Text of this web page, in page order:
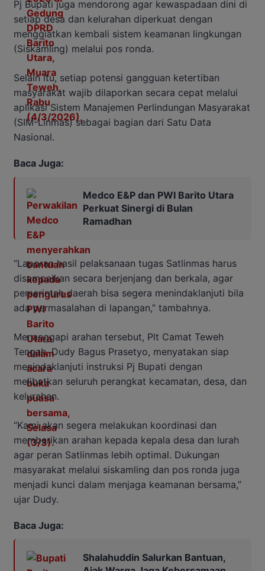
Pj Bupati juga mendorong agar kewaspadaan dini di
setiap desa dan kelurahan diperkuat dengan
menggiatkan kembali sistem keamanan lingkungan
(Siskamling) melalui pos ronda.
Selain itu, setiap potensi gangguan ketertiban
masyarakat wajib dilaporkan secara cepat melalui
aplikasi Sistem Manajemen Perlindungan Masyarakat
(SIM-Linmas) sebagai bagian dari Satu Data
Nasional.
Baca Juga:
Medco E&P dan PWI Barito Utara
Perkuat Sinergi di Bulan
Ramadhan
“Laporan hasil pelaksanaan tugas Satlinmas harus
disampaikan secara berjenjang dan berkala, agar
pemerintah daerah bisa segera menindaklanjuti bila
ada permasalahan di lapangan,” tambahnya.
Menanggapi arahan tersebut, Plt Camat Teweh
Tengah, Dudy Bagus Prasetyo, menyatakan siap
menindaklanjuti instruksi Pj Bupati dengan
melibatkan seluruh perangkat kecamatan, desa, dan
kelurahan.
“Kami akan segera melakukan koordinasi dan
memberikan arahan kepada kepala desa dan lurah
agar peran Satlinmas lebih optimal. Dukungan
masyarakat melalui siskamling dan pos ronda juga
menjadi kunci dalam menjaga keamanan bersama,”
ujar Dudy.
Baca Juga:
Shalahuddin Salurkan Bantuan,